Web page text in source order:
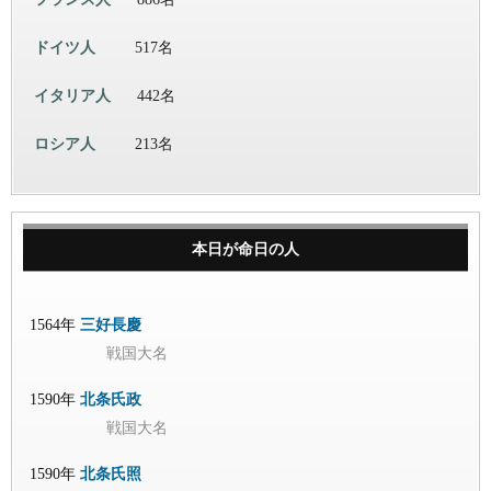
ドイツ人 517名
イタリア人 442名
ロシア人 213名
本日が命日の人
1564年 三好長慶
戦国大名
1590年 北条氏政
戦国大名
1590年 北条氏照